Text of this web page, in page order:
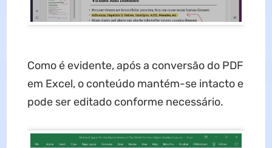
Como é evidente, após a conversão do PDF
em Excel, o conteúdo mantém-se intacto e
pode ser editado conforme necessário.